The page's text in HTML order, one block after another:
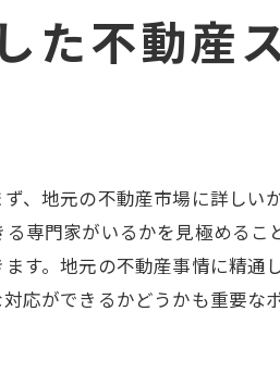
の取り入れ方
場分析技術
スキルアップ
の学習戦略
を体得する方法
のコミュニケーション技術
た不動産
、地元の不動産市場に詳しい
専門家がいるかを見極める
す。地元の不動産事情に精
応ができるかどうかも重要な